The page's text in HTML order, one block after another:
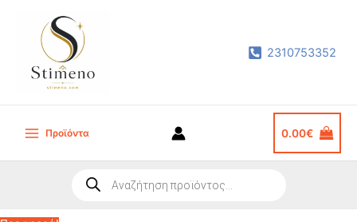
περιεχόμενο
2310753352
Main
Προϊόντα 0.00€
search